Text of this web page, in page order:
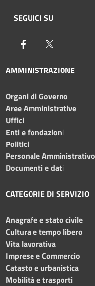
SEGUICI SU
Facebook
AMMINISTRAZIONE
Organi di Governo
Aree Amministrative
Uffici
Enti e fondazioni
Politici
Personale Amministrativo
Documenti e dati
CATEGORIE DI SERVIZIO
Anagrafe e stato civile
Cultura e tempo libero
Vita lavorativa
Imprese e Commercio
Catasto e urbanistica
Mobilità e trasporti